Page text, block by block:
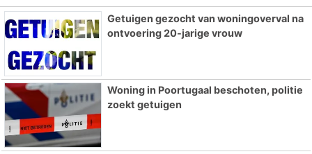
Getuigen gezocht van woningoverval na
ontvoering 20-jarige vrouw
Woning in Poortugaal beschoten, politie
zoekt getuigen